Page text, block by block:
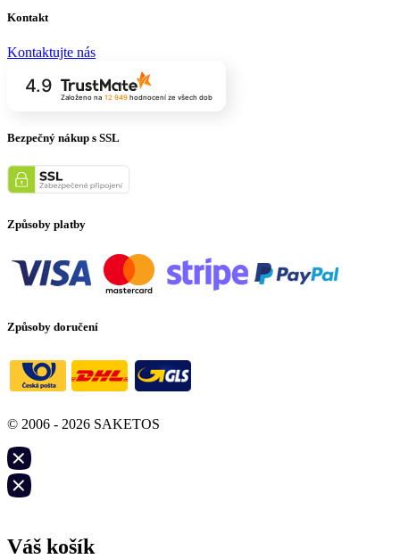
Kontakt
Kontaktujte nás
4.9
Založeno na 12 949hodnocení ze všech dob
Bezpečný nákup s SSL
Způsoby platby
Způsoby doručení
© 2006 - 2026 SAKETOS
Váš košík